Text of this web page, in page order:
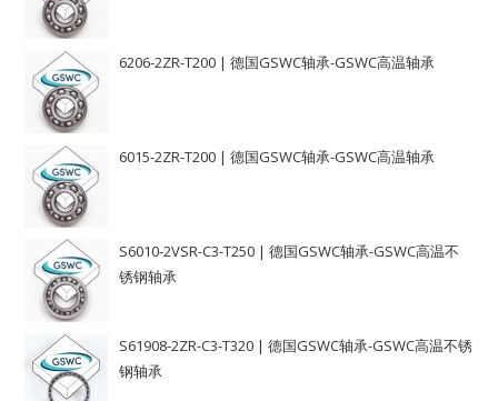
6206-2ZR-T200 | 德国GSWC轴承-GSWC高温轴承
6015-2ZR-T200 | 德国GSWC轴承-GSWC高温轴承
S6010-2VSR-C3-T250 | 德国GSWC轴承-GSWC高温不
锈钢轴承
S61908-2ZR-C3-T320 | 德国GSWC轴承-GSWC高温不锈
钢轴承